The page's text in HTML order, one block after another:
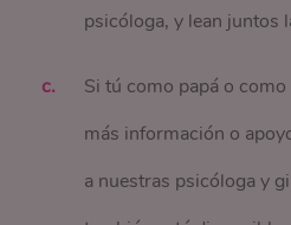
psicóloga, y lean juntos
Si tú como papá o
más información o
a nuestras psicóloga y